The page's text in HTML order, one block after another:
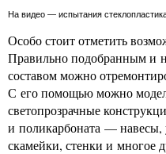
На видео — испытания
Особо стоит отметить
Правильно подобранным и
составом можно
С его помощью можно
светопрозрачные
и поликарбоната — навесы,
скамейки, стенки и многое